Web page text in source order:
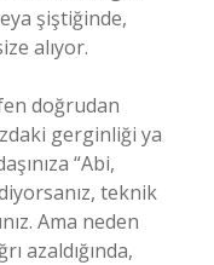
şiştiğinde,
alıyor.
doğrudan
gerginliği ya
“Abi,
teknik
Ama neden
azaldığında,